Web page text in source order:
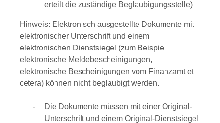
erteilt die zuständige Beglaubigungsstelle)
Hinweis: Elektronisch ausgestellte Dokumente mit
elektronischer Unterschrift und einem
elektronischen Dienstsiegel (zum Beispiel
elektronische Meldebescheinigungen,
elektronische Bescheinigungen vom Finanzamt et
cetera) können nicht beglaubigt werden.
Die Dokumente müssen mit einer Original-
Unterschrift und einem Original-Dienstsiegel